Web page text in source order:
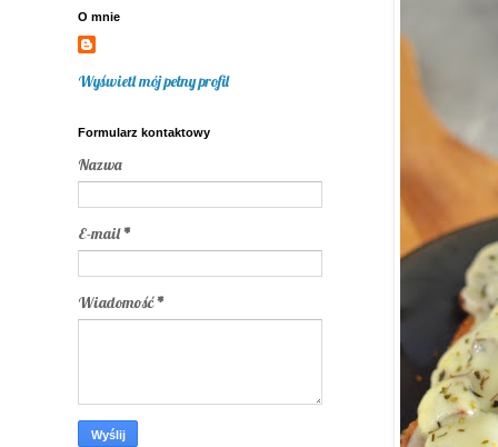
O mnie
Wyświetl mój pełny profil
Formularz kontaktowy
Nazwa
E-mail*
Wiadomość*